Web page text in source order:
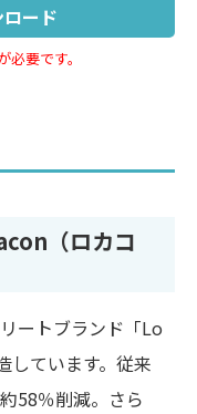
ード
要です。
（ロカコ
ートブランド「Lo
しています。従来
58％削減。さら